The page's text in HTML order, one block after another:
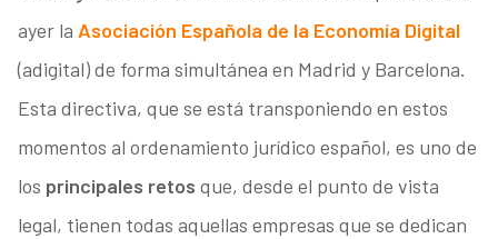
ayer la Asociación Española de la Economía Digital
(adigital) de forma simultánea en Madrid y Barcelona.
Esta directiva, que se está transponiendo en estos
momentos al ordenamiento jurídico español, es uno de
los principales retos que, desde el punto de vista
legal, tienen todas aquellas empresas que se dedican